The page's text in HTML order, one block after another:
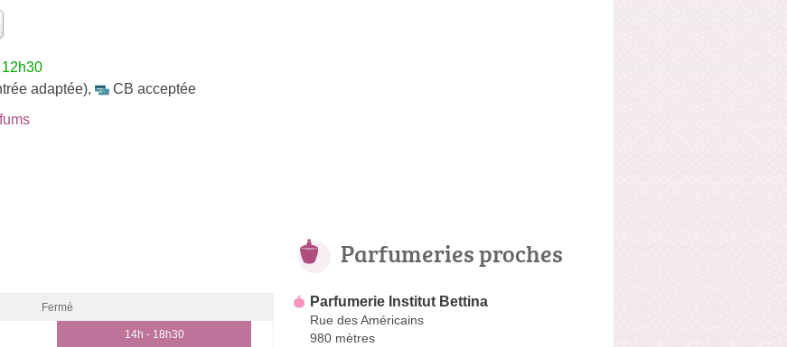
adaptée),
CB acceptée
Fermé
14h - 18h30
Parfumeries proches
Parfumerie Institut Bettina
Rue des Américains
980 mètres